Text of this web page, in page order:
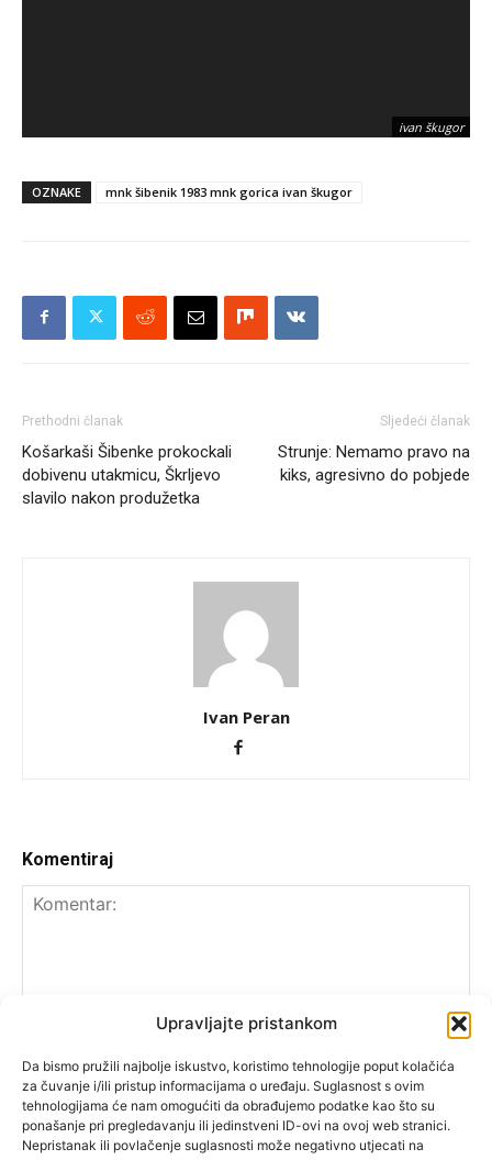
Upravljajte pristankom
Da bismo pružili najbolje iskustvo, koristimo tehnologije poput kolačića
za čuvanje i/ili pristup informacijama o uređaju. Suglasnost s ovim
tehnologijama će nam omogućiti da obrađujemo podatke kao što su
ponašanje pri pregledavanju ili jedinstveni ID-ovi na ovoj web stranici.
Nepristanak ili povlačenje suglasnosti može negativno utjecati na
ivan škugor
OZNAKE mnk šibenik 1983 mnk gorica ivan škugor
Prethodni članak
Košarkaši Šibenke prokockali
dobivenu utakmicu, Škrljevo
slavilo nakon produžetka
Sljedeći članak
Strunje: Nemamo pravo na
kiks, agresivno do pobjede
Ivan Peran
Komentiraj